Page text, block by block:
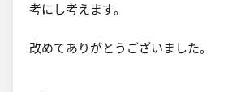
考にし考えます。
改めてありがとうございました。​